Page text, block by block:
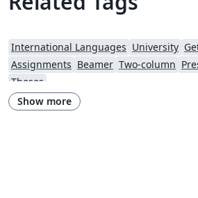
International Languages University
Assignments Beamer Two-column
Theses
Show more